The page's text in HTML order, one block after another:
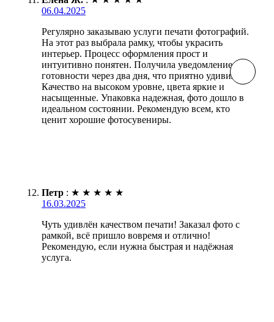
06.04.2025
Регулярно заказываю услуги печати фотографий.
На этот раз выбрала рамку, чтобы украсить
интерьер. Процесс оформления прост и
интуитивно понятен. Получила уведомление о
готовности через два дня, что приятно удивило.
Качество на высоком уровне, цвета яркие и
насыщенные. Упаковка надежная, фото дошло в
идеальном состоянии. Рекомендую всем, кто
ценит хорошие фотосувениры.
Петр : ★ ★ ★ ★ ★
16.03.2025
Чуть удивлён качеством печати! Заказал фото с
рамкой, всё пришло вовремя и отлично!
Рекомендую, если нужна быстрая и надёжная
услуга.